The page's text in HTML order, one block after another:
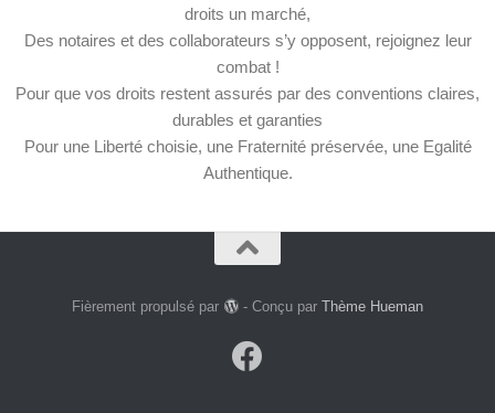
droits un marché,
Des notaires et des collaborateurs s’y opposent, rejoignez leur
combat !
Pour que vos droits restent assurés par des conventions claires,
durables et garanties
Pour une Liberté choisie, une Fraternité préservée, une Egalité
Authentique.
Fièrement propulsé par - Conçu par Thème Hueman